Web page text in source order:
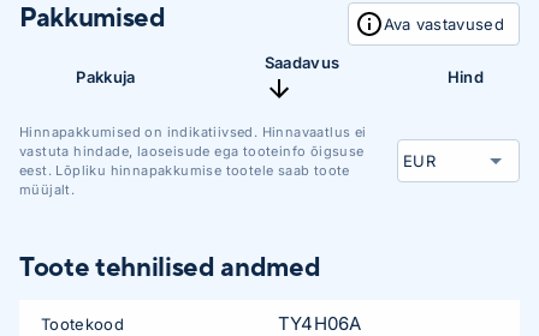
Pakkumised Ava vastavused
Pakkuja
Saadavus
Hind
Hinnapakkumised on indikatiivsed. Hinnavaatlus ei
vastuta hindade, laoseisude ega tooteinfo õigsuse
eest. Lõpliku hinnapakkumise tootele saab toote
müüjalt.
Toote tehnilised andmed
Tootekood TY4H06A